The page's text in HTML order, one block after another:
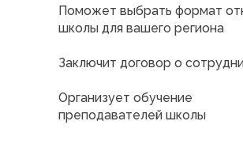
Поможет выбрать формат
школы для вашего региона
Заключит договор о
Организует обучение
преподавателей школы